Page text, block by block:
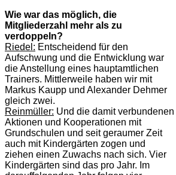
Wie war das möglich, die
Mitgliederzahl mehr als zu
verdoppeln?
Riedel: Entscheidend für den
Aufschwung und die Entwicklung war
die Anstellung eines hauptamtlichen
Trainers. Mittlerweile haben wir mit
Markus Kaupp und Alexander Dehmer
gleich zwei.
Reinmüller: Und die damit verbundenen
Aktionen und Kooperationen mit
Grundschulen und seit geraumer Zeit
auch mit Kindergärten zogen und
ziehen einen Zuwachs nach sich. Vier
Kindergärten sind das pro Jahr. Im